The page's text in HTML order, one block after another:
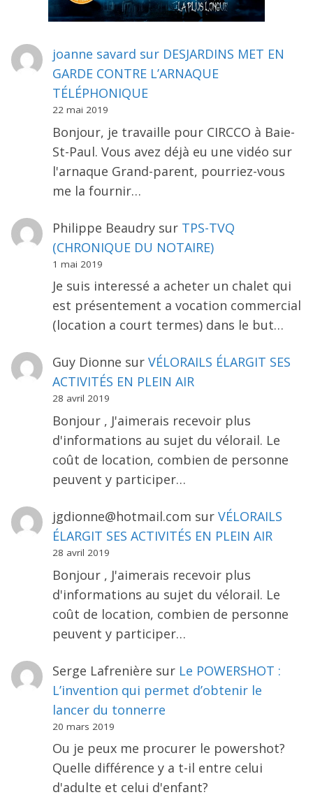
joanne savard sur DESJARDINS MET EN
GARDE CONTRE L’ARNAQUE
TÉLÉPHONIQUE
22 mai 2019
Bonjour, je travaille pour CIRCCO à Baie-
St-Paul. Vous avez déjà eu une vidéo sur
l'arnaque Grand-parent, pourriez-vous
me la fournir…
Philippe Beaudrysur TPS-TVQ
(CHRONIQUE DU NOTAIRE)
1 mai 2019
Je suis interessé a acheter un chalet qui
est présentement a vocation commercial
(location a court termes) dans le but…
Guy Dionne sur VÉLORAILS ÉLARGIT SES
ACTIVITÉS EN PLEIN AIR
28 avril 2019
Bonjour , J'aimerais recevoir plus
d'informations au sujet du vélorail. Le
coût de location, combien de personne
peuvent y participer…
jgdionne@hotmail.com sur VÉLORAILS
ÉLARGIT SES ACTIVITÉS EN PLEIN AIR
28 avril 2019
Bonjour , J'aimerais recevoir plus
d'informations au sujet du vélorail. Le
coût de location, combien de personne
peuvent y participer…
Serge Lafrenière sur Le POWERSHOT :
L’invention qui permet d’obtenir le
lancer du tonnerre
20 mars 2019
Ou je peux me procurer le powershot?
Quelle différence y a t-il entre celui
d'adulte et celui d'enfant?